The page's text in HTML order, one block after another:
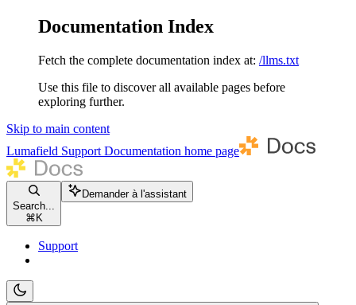
Documentation Index
Fetch the complete documentation index at: /llms.txt
Use this file to discover all available pages before
exploring further.
Skip to main content
Lumafield Support Documentation home page
Search...
⌘ K
Demander à l'assistant
Support